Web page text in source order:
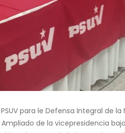
para le Defensa Integral de
de la vicepresidencia